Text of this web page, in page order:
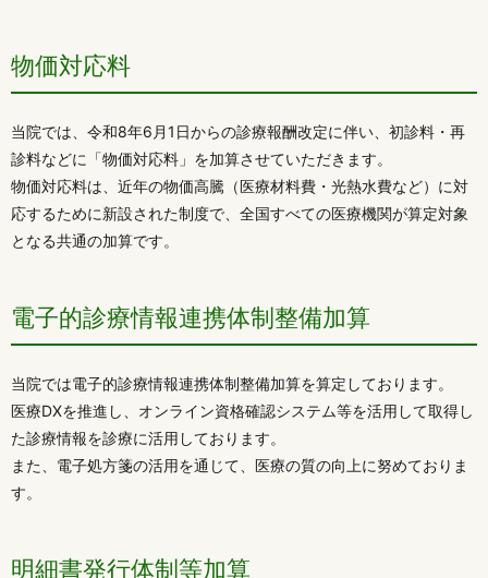
物価対応料
当院では、令和8年6月1日からの診療報酬改定に伴い、初診料・再
診料などに「物価対応料」を加算させていただきます。
物価対応料は、近年の物価高騰（医療材料費・光熱水費など）に対
応するために新設された制度で、全国すべての医療機関が算定対象
となる共通の加算です。
電子的診療情報連携体制整備加算
当院では電子的診療情報連携体制整備加算を算定しております。
医療DXを推進し、オンライン資格確認システム等を活用して取得し
た診療情報を診療に活用しております。
また、電子処方箋の活用を通じて、医療の質の向上に努めておりま
す。
明細書発行体制等加算